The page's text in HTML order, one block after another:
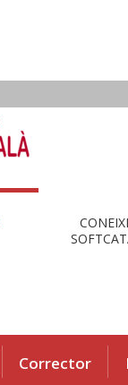
Corrector